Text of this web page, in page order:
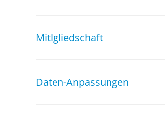
Mitlgliedschaft
Daten-Anpassungen